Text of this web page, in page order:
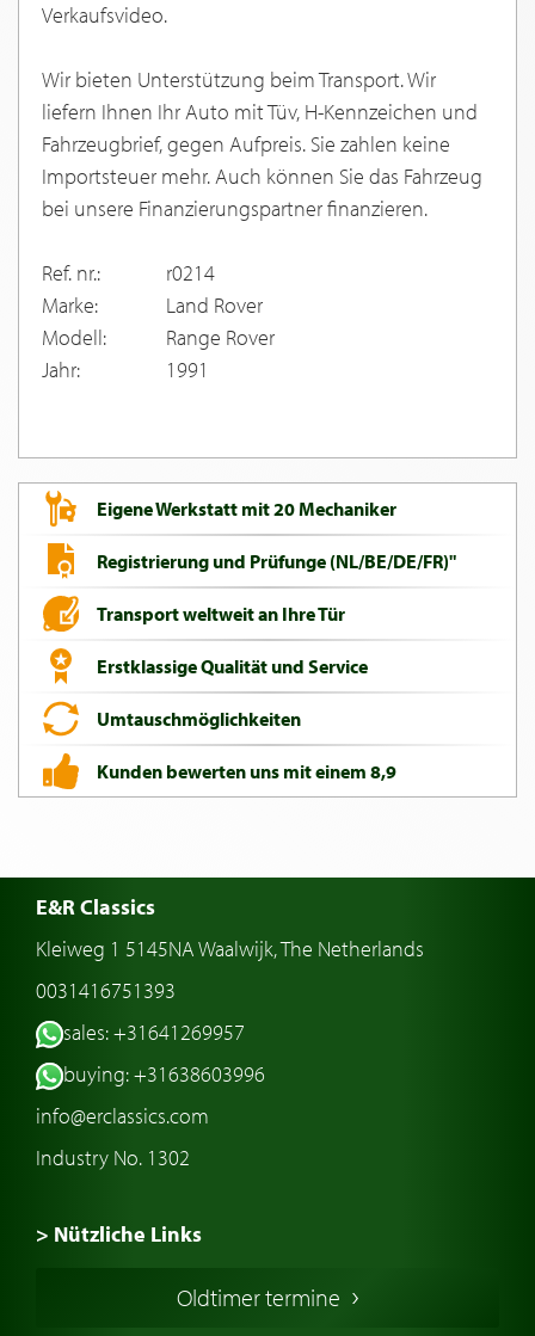
Verkaufsvideo.
Wir bieten Unterstützung beim Transport. Wir
liefern Ihnen Ihr Auto mit Tüv, H-Kennzeichen und
Fahrzeugbrief, gegen Aufpreis. Sie zahlen keine
Importsteuer mehr. Auch können Sie das Fahrzeug
bei unsere Finanzierungspartner finanzieren.
Ref. nr.:
r0214
Marke:
Land Rover
Modell:
Range Rover
Jahr:
1991
Eigene Werkstatt mit 20 Mechaniker
Registrierung und Prüfunge (NL/BE/DE/FR)"
Transport weltweit an Ihre Tür
Erstklassige Qualität und Service
Umtauschmöglichkeiten
Kunden bewerten uns mit einem 8,9
E&R Classics
Kleiweg 1 5145NA Waalwijk, The Netherlands
0031416751393
sales: +31641269957
buying: +31638603996
info@erclassics.com
Industry No. 1302
> Nützliche Links
Oldtimers in EuropaOldtimer termine